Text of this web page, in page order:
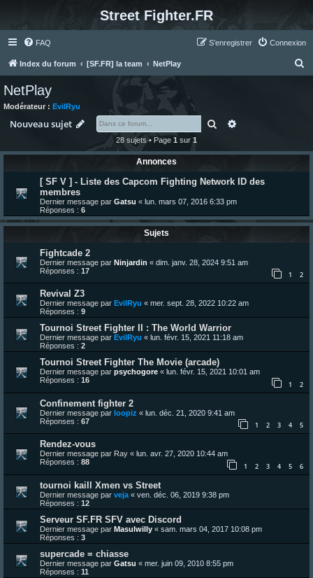
Street Fighter.FR
FAQ Connexion
S’enregistrer
Index du forum [SF.FR] la team NetPlay
r
NetPlay
Modérateur : EvilRyu
Nouveau sujet Rechercher
28 sujets • Page 1 sur 1
Annonces
[ SF V ] - Liste des Capcom Fighting Network ID des
membres
Dernier message par Gatsu « lun. mars 07, 2016 6:33 pm
Réponses : 6
Sujets
Fightcade 2
Dernier message par Ninjardin « dim. janv. 28, 2024 9:51 am
Réponses : 17 1 2
Revival Z3
Dernier message par EvilRyu « mer. sept. 28, 2022 10:22 am
Réponses : 9
Tournoi Street Fighter II : The World Warrior
Dernier message par EvilRyu « lun. févr. 15, 2021 11:18 am
Réponses : 2
Tournoi Street Fighter The Movie (arcade)
Dernier message par psychogore « lun. févr. 15, 2021 10:01 am
Réponses : 16 1 2
Confinement fighter 2
Dernier message par loopiz « lun. déc. 21, 2020 9:41 am
Réponses : 67 1 2 3 4 5
Rendez-vous
Dernier message par Ray « lun. avr. 27, 2020 10:44 am
Réponses : 88 1 2 3 4 5 6
tournoi kaill Xmen vs Street
Dernier message par veja « ven. déc. 06, 2019 9:38 pm
Réponses : 12
Serveur SF.FR SFV avec Discord
Dernier message par Masulwilly « sam. mars 04, 2017 10:08 pm
Réponses : 3
supercade = chiasse
Dernier message par Gatsu « mer. juin 09, 2010 8:55 pm
Réponses : 11